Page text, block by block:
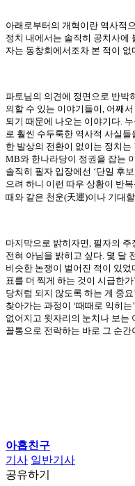
아래로부터의 개혁이란 역사적
정치 내에서는 솔직히 공치사에
자는 동창회에서조차 본 적이 없
파토님의 의견에 정면으로 반박
의할 수 있는 이야기들이 어째
되기 때문에 나오는 이야기다
로 훨씬 수두룩한 역사적 사실
한 발상의 전환이 없이는 정치
MB와 한나라당이 정권을 잡는
솔직히 필자 입장에선 ‘단일 후
으려 하니 이런 따우 상황이 반
때와 같은 천운(天運)이나 기대
마지막으로 밝히자면 필자의 주
전혀 아님을 밝히고 싶다 몇 달
비슷한 논쟁이 벌어진 적이 있었
표를 더 찍게 하는 것이 시급한가
당처럼 되지 않도록 하는 게 중
찾아가는 과정이 ‘때때로 익히는’
없어지고 윗자리의 눈치나 보는
꼴통으로 전락하는 바로 그 순
아홉친구
기사 일반기사
공유하기